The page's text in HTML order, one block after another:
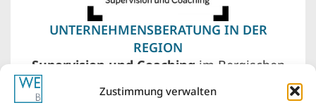
Zustimmung verwalten
UNTERNEHMENSBERATUNG IN DER
REGION
Supervision und Coaching im Bergischen
Land – Wuppertal, Remscheid, Solingen. Vor
meiner Haustür liegen auch Düsseldorf,